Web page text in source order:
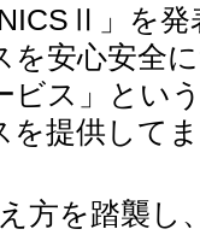
」を発
を安心安全
ビス」とい
を提供して
方を踏襲し